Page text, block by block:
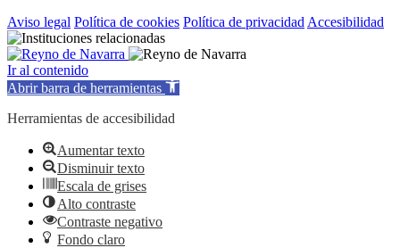
Aviso legal Política de cookies Política de privacidad Accesibilidad
Ir al contenido
Abrir barra de herramientas
Herramientas de accesibilidad
Aumentar texto
Disminuir texto
Escala de grises
Alto contraste
Contraste negativo
Fondo claro